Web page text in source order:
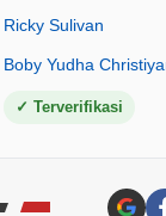
Ricky Sulivan
Boby Yudha
✓ Terverifikasi